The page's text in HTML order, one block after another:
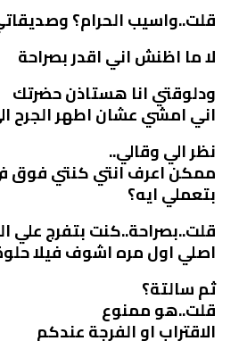
قلت..واسيب الحرام؟
لا ما اظنش اني اقدر بصراحة
ودلوقتي انا هستاذن حضرتك
اني امشي عشان اطهر الجرح
نظر الي وقالي..
ممكن اعرف انتي كنتي فوق
بتعملي ايه؟
قلت..بصراحة..كنت بتفرج علي
اصلي اول مره اشوف فيلا
ثم سالتة؟
قلت..هو ممنوع
الاقتراب او الفرجة عندكم